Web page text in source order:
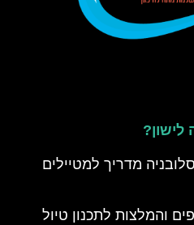
לישון?
מדריך למטיילים
והמלצות לתכנון טיול